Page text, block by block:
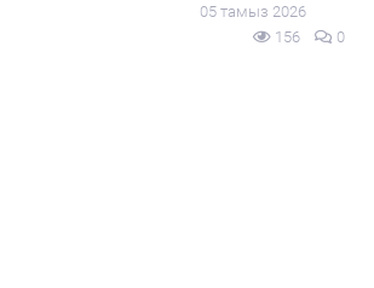
05 тамыз 2026
156
0